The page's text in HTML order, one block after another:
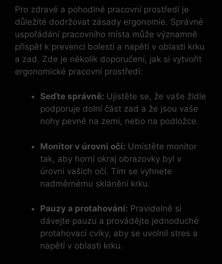
Pro zdravé a pohodlné pracovní prostředí je
důležité dodržovat zásady ergonomie. Správné
uspořádání pracovního místa může významně
přispět k prevenci bolestí a napětí v oblasti krku
a zad. Zde je několik doporučení, jak si vytvořit
ergonomické pracovní prostředí:
Seďte správně: Ujistěte se, že vaše židle
podporuje dolní část zad a že jsou vaše
nohy pevně na zemi, nebo na podložce.
Monitor v úrovni očí: Umístěte monitor
tak, aby horní okraj obrazovky byl v
úrovni vašich očí. Tím se vyhnete
nadměrnému sklánění krku.
Pauzy a protahování: Pravidelně si
dávejte pauzu a provádějte jednoduché
protahovací cviky, aby se uvolnil stres a
napětí v oblasti krku.